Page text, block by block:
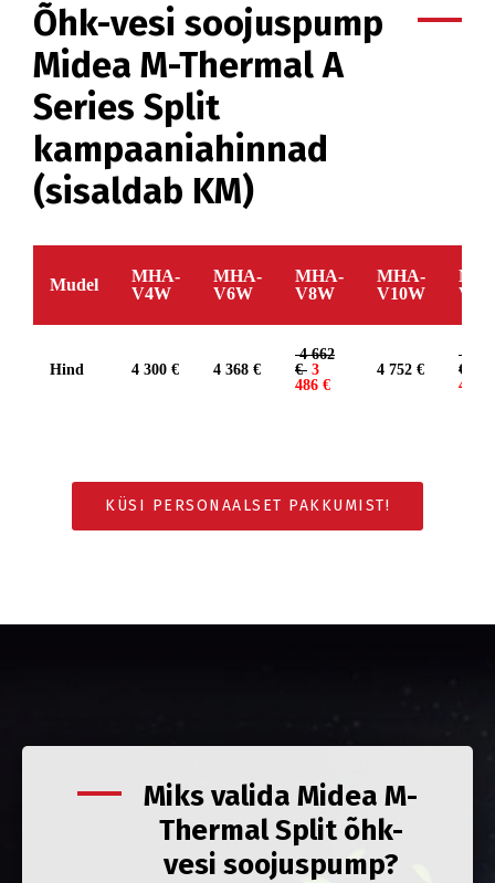
Õhk-vesi soojuspump
Midea M-Thermal A
Series Split
kampaaniahinnad
(sisaldab KM)
Mudel
MHA-
V4W
MHA-
V6W
MHA-
V8W
MHA-
V10W
Hind 4 300 € 4 368 €
4 662
€ 3
486 €
4 752 €
5
€
456 €
KÜSI PERSONAALSET PAKKUMIST!
Miks valida Midea M-
Thermal Split õhk-
vesi soojuspump?